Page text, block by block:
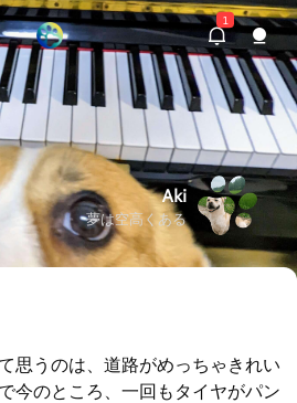
1
Aki
夢は空高くある
思うのは、道路がめっちゃきれい
今のところ、一回もタイヤがパン